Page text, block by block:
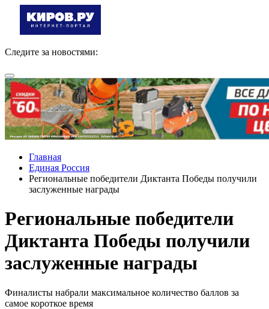
Следите за новостями:
Главная
Единая Россия
Региональные победители Диктанта Победы получили
заслуженные награды
Региональные победители
Диктанта Победы получили
заслуженные награды
Финалисты набрали максимальное количество баллов за
самое короткое время